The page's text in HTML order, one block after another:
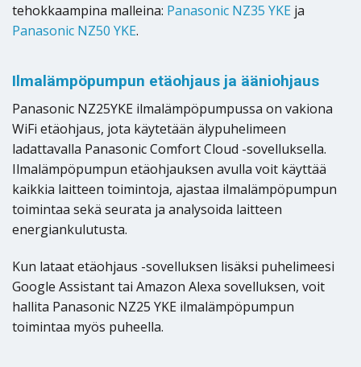
tehokkaampina malleina: Panasonic NZ35 YKE ja
Panasonic NZ50 YKE.
Ilmalämpöpumpun etäohjaus ja ääniohjaus
Panasonic NZ25YKE ilmalämpöpumpussa on vakiona
WiFi etäohjaus, jota käytetään älypuhelimeen
ladattavalla Panasonic Comfort Cloud -sovelluksella.
Ilmalämpöpumpun etäohjauksen avulla voit käyttää
kaikkia laitteen toimintoja, ajastaa ilmalämpöpumpun
toimintaa sekä seurata ja analysoida laitteen
energiankulutusta.
Kun lataat etäohjaus -sovelluksen lisäksi puhelimeesi
Google Assistant tai Amazon Alexa sovelluksen, voit
hallita Panasonic NZ25 YKE ilmalämpöpumpun
toimintaa myös puheella.